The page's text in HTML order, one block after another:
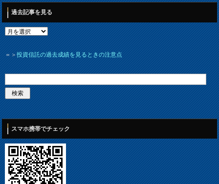
過去記事を見る
＝＞投資信託の過去成績を見るときの注意点
スマホ携帯でチェック